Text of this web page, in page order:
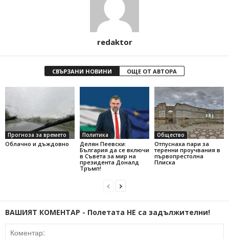
redaktor
СВЪРЗАНИ НОВИНИ ОЩЕ ОТ АВТОРА
Прогноза за времето
Облачно и дъждовно
Политика
Делян Пеевски:
България да се включи
в Съвета за мир на
президента Доналд
Тръмп!
Общество
Отпуснаха пари за
теренни проучвания в
първопрестолна
Плиска
ВАШИЯТ КОМЕНТАР - Полетата НЕ са задължителни!